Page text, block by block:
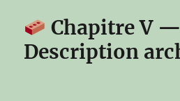
Chapitre V —
Description